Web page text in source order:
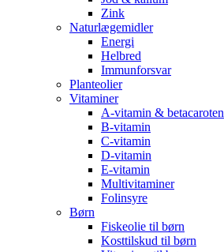
Zink
Naturlægemidler
Energi
Helbred
Immunforsvar
Planteolier
Vitaminer
A-vitamin & betacaroten
B-vitamin
C-vitamin
D-vitamin
E-vitamin
Multivitaminer
Folinsyre
Børn
Fiskeolie til børn
Kosttilskud til børn